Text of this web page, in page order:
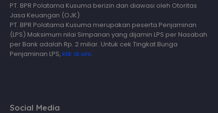
PT. BPR Polatama Kusuma berizin dan diawasi oleh Otoritas
Jasa Keuangan (OJK)
PT. BPR Polatama Kusuma merupakan peserta Penjaminan
(LPS) Maksimum nilai Simpanan yang dijamin LPS per Nasabah
per Bank adalah Rp. 2 miliar. Untuk cek Tingkat Bunga
Penjaminan LPS, klik di sini.
Social Media